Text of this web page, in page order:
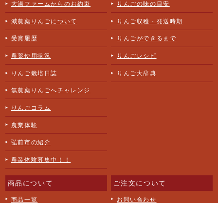
大湯ファームからのお約束
減農薬りんごについて
受賞履歴
農薬使用状況
りんご栽培日誌
無農薬りんごへチャレンジ
りんごコラム
農業体験
弘前市の紹介
農業体験募集中！！
りんごの味の目安
りんご収穫・発送時期
りんごができるまで
りんごレシピ
りんご大辞典
商品について
商品一覧
ご注文について
お問い合わせ